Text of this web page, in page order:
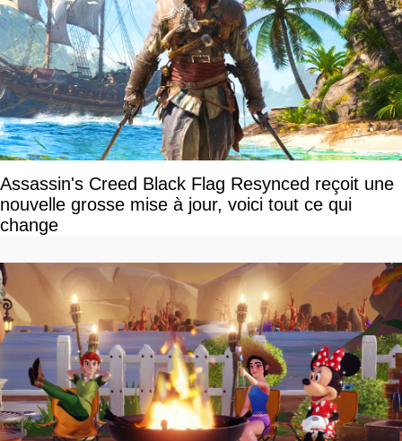
Assassin's Creed Black Flag Resynced reçoit une
nouvelle grosse mise à jour, voici tout ce qui
change